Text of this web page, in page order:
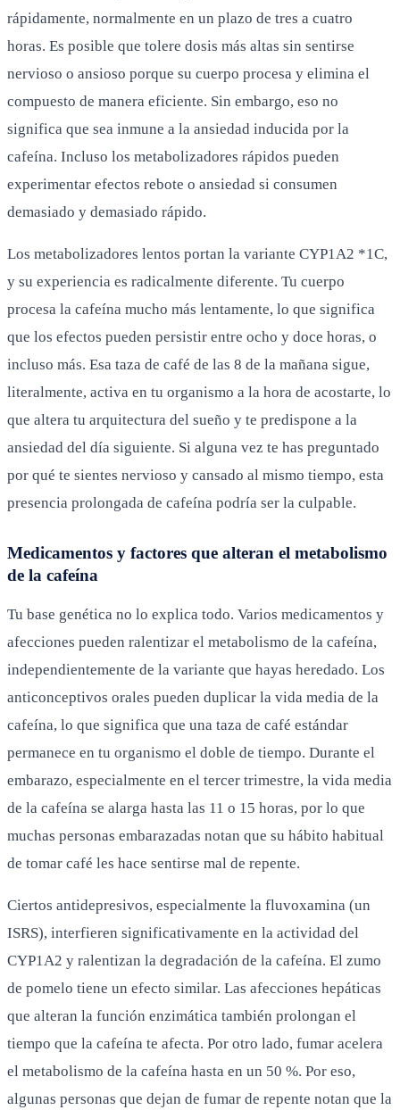
rápidamente, normalmente en un plazo de tres a cuatro
horas. Es posible que tolere dosis más altas sin sentirse
nervioso o ansioso porque su cuerpo procesa y elimina el
compuesto de manera eficiente. Sin embargo, eso no
significa que sea inmune a la ansiedad inducida por la
cafeína. Incluso los metabolizadores rápidos pueden
experimentar efectos rebote o ansiedad si consumen
demasiado y demasiado rápido.
Los metabolizadores lentos portan la variante CYP1A2 *1C,
y su experiencia es radicalmente diferente. Tu cuerpo
procesa la cafeína mucho más lentamente, lo que significa
que los efectos pueden persistir entre ocho y doce horas, o
incluso más. Esa taza de café de las 8 de la mañana sigue,
literalmente, activa en tu organismo a la hora de acostarte, lo
que altera tu arquitectura del sueño y te predispone a la
ansiedad del día siguiente. Si alguna vez te has preguntado
por qué te sientes nervioso y cansado al mismo tiempo, esta
presencia prolongada de cafeína podría ser la culpable.
Medicamentos y factores que alteran el metabolismo
de la cafeína
Tu base genética no lo explica todo. Varios medicamentos y
afecciones pueden ralentizar el metabolismo de la cafeína,
independientemente de la variante que hayas heredado. Los
anticonceptivos orales pueden duplicar la vida media de la
cafeína, lo que significa que una taza de café estándar
permanece en tu organismo el doble de tiempo. Durante el
embarazo, especialmente en el tercer trimestre, la vida media
de la cafeína se alarga hasta las 11 o 15 horas, por lo que
muchas personas embarazadas notan que su hábito habitual
de tomar café les hace sentirse mal de repente.
Ciertos antidepresivos, especialmente la fluvoxamina (un
ISRS), interfieren significativamente en la actividad del
CYP1A2 y ralentizan la degradación de la cafeína. El zumo
de pomelo tiene un efecto similar. Las afecciones hepáticas
que alteran la función enzimática también prolongan el
tiempo que la cafeína te afecta. Por otro lado, fumar acelera
el metabolismo de la cafeína hasta en un 50 %. Por eso,
algunas personas que dejan de fumar de repente notan que la